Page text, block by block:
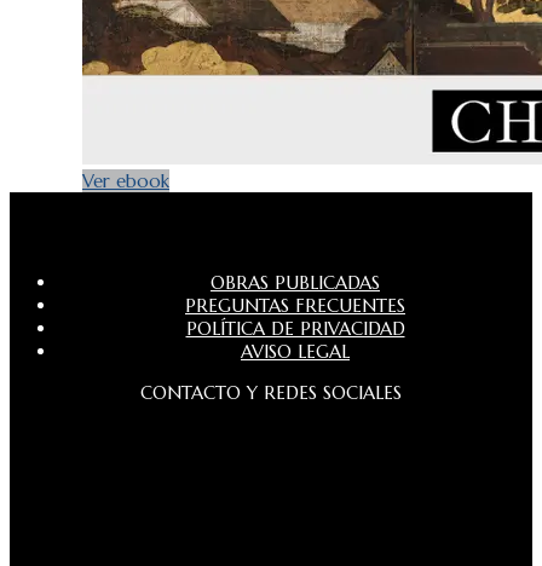
Ver ebook
OBRAS PUBLICADAS
PREGUNTAS FRECUENTES
POLÍTICA DE PRIVACIDAD
AVISO LEGAL
CONTACTO Y REDES SOCIALES